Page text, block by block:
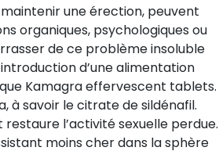
une érection, peuvent
organiques, psychologiques ou
de ce problème insoluble
d’une alimentation
Kamagra effervescent tablets.
à savoir le citrate de sildénafil.
l’activité sexuelle perdue.
moins cher dans la sphère